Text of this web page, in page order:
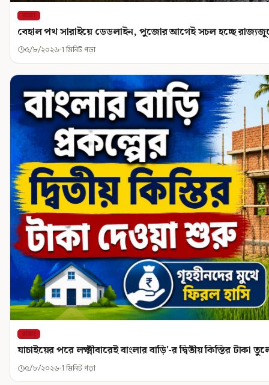
রাজ্য
বেহাল পথ সারাইয়ে ডেডলাইন, পুজোর আগেই সচল হচ্ছে
৫/৮/২০২৬ 1 মিনিট পড়া
রাজ্য
যাচাইয়ের পরে লক্ষ্মীবারেই বাংলার বাড়ি'-র দ্বিতীয় কিস্তির টাকা
৫/৮/২০২৬ 1 মিনিট পড়া